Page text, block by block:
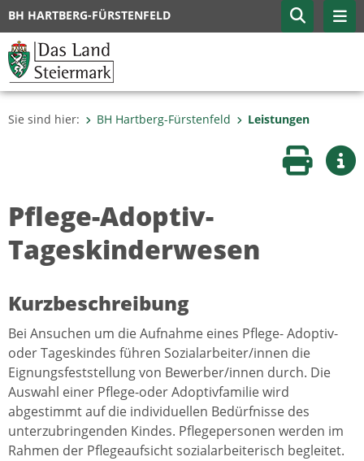
BH HARTBERG-FÜRSTENFELD
Sie sind hier: BH Hartberg-Fürstenfeld Leistungen
Seite
Pflege-Adoptiv-
Tageskinderwesen
Kurzbeschreibung
Bei Ansuchen um die Aufnahme eines Pflege- Adoptiv-
oder Tageskindes führen Sozialarbeiter/innen die
Eignungsfeststellung von Bewerber/innen durch. Die
Auswahl einer Pflege-oder Adoptivfamilie wird
abgestimmt auf die individuellen Bedürfnisse des
unterzubringenden Kindes. Pflegepersonen werden im
Rahmen der Pflegeaufsicht sozialarbeiterisch begleitet.